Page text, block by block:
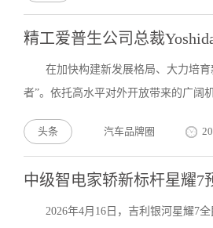
精工爱普生公司总裁
在加快构建新发展格局、大力培
者”。依托高水平对外开放带来的广阔
头条 汽车品牌圈
中级智电家轿新标杆星耀7
2026年4月16日，吉利银河星耀7